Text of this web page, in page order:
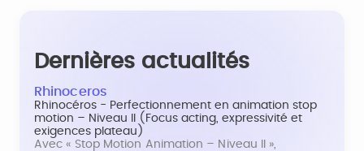
Dernières actualités
Rhinoceros
Rhinocéros - Perfectionnement en animation stop
motion – Niveau II (Focus acting, expressivité et
exigences plateau)
Avec « Stop Motion Animation – Niveau II »,